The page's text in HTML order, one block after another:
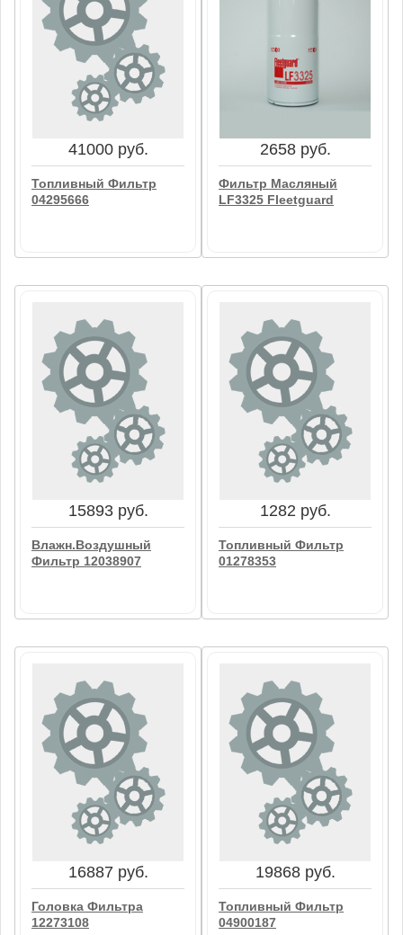
1039 руб.
Фильтр Обводной
Линии 12153175
6592 руб.
Картридж Фильтра
12153217
41000 руб.
Топливный Фильтр
04295666
41000 руб.
Топливный Фильтр
04295666
2658 руб.
Фильтр Масляный
LF3325 Fleetguard
2658 руб.
Фильтр Масляный
LF3325 Fleetguard
15893 руб.
Влажн.Воздушный
Фильтр 12038907
15893 руб.
Влажн.Воздушный
Фильтр 12038907
1282 руб.
Топливный Фильтр
01278353
1282 руб.
Топливный Фильтр
01278353
16887 руб.
Головка Фильтра
12273108
19868 руб.
Топливный Фильтр
04900187